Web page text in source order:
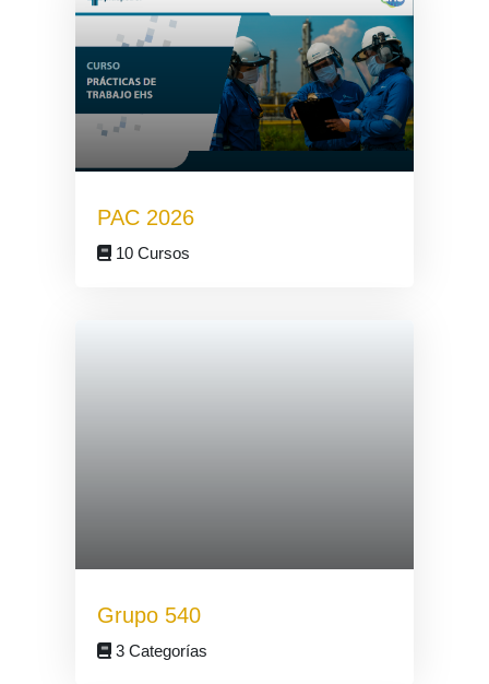
PAC 2026
10 Cursos
Grupo 540
3 Categorías